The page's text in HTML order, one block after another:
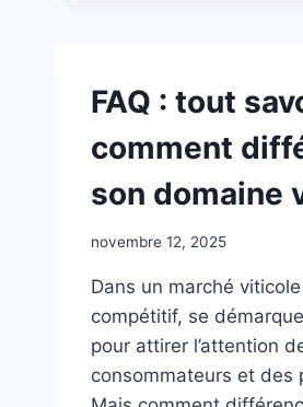
?
FAQ : tout
comment
son domaine
novembre 12, 2025
Dans un marché
compétitif, se
pour attirer l’attention
consommateurs et des